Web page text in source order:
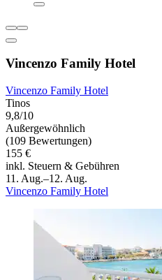
Vincenzo Family Hotel
Vincenzo Family Hotel
Tinos
9,8/10
Außergewöhnlich
(109 Bewertungen)
155 €
inkl. Steuern & Gebühren
11. Aug.–12. Aug.
Vincenzo Family Hotel